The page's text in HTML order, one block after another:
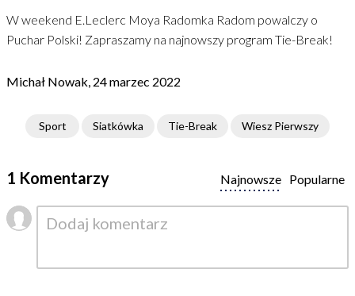
W weekend E.Leclerc Moya Radomka Radom powalczy o
Puchar Polski! Zapraszamy na najnowszy program Tie-Break!
Michał Nowak, 24 marzec 2022
Sport Siatkówka Tie-Break Wiesz Pierwszy
1 Komentarzy Popularne
Najnowsze